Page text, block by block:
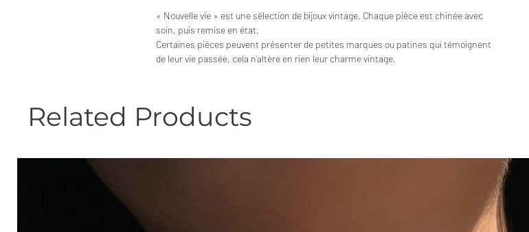
« Nouvelle vie » est une sélection de bijoux vintage. Chaque pièce est chinée avec
soin, puis remise en état.
Certaines pièces peuvent présenter de petites marques ou patines qui témoignent
de leur vie passée, cela n’altère en rien leur charme vintage.
Related Products